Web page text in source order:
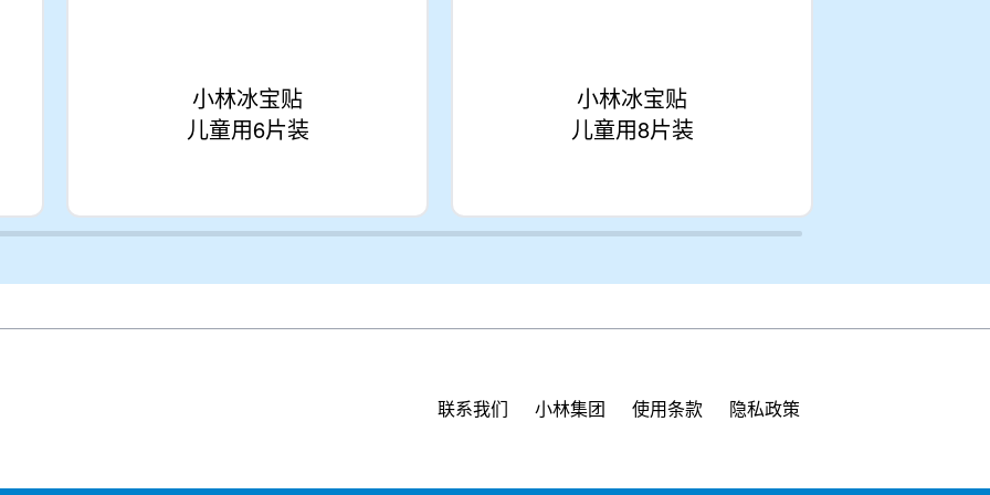
小林冰宝贴
儿童用6片装
小林冰宝贴
儿童用8片装
联系我们 小林集团 使用条款 隐私政策